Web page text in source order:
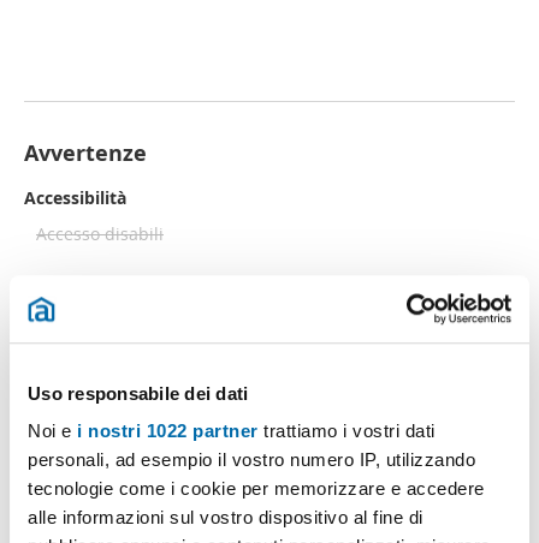
Uso responsabile dei dati
Noi e i nostri 1022 partner trattiamo i vostri dati
personali, ad esempio il vostro numero IP, utilizzando
tecnologie come i cookie per memorizzare e accedere
alle informazioni sul vostro dispositivo al fine di
Avvertenze
Accessibilità
Accesso disabili
Pubblicità